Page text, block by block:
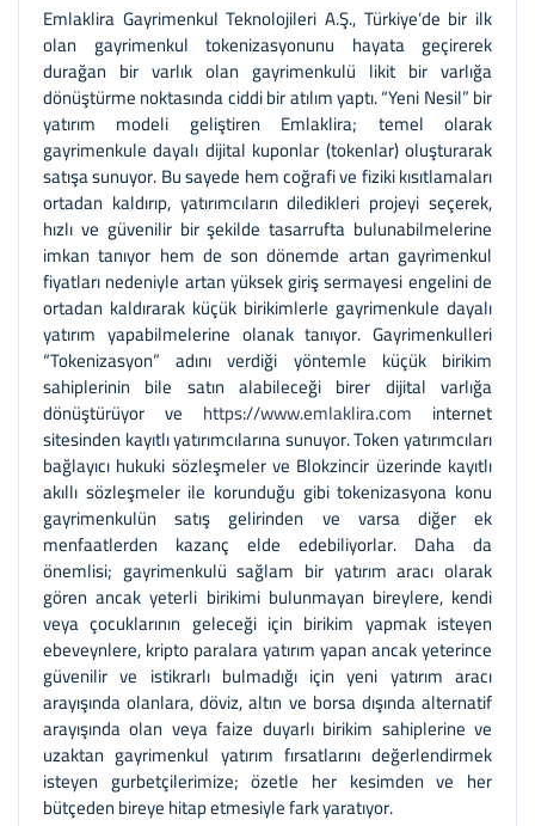
Emlaklira Gayrimenkul Teknolojileri A.Ş., Türkiye’de bir ilk
olan gayrimenkul tokenizasyonunu hayata geçirerek
durağan bir varlık olan gayrimenkulü likit bir varlığa
dönüştürme noktasında ciddi bir atılım yaptı. “Yeni Nesil” bir
yatırım modeli geliştiren Emlaklira; temel olarak
gayrimenkule dayalı dijital kuponlar (tokenlar) oluşturarak
satışa sunuyor. Bu sayede hem coğrafi ve fiziki kısıtlamaları
ortadan kaldırıp, yatırımcıların diledikleri projeyi seçerek,
hızlı ve güvenilir bir şekilde tasarrufta bulunabilmelerine
imkan tanıyor hem de son dönemde artan gayrimenkul
fiyatları nedeniyle artan yüksek giriş sermayesi engelini de
ortadan kaldırarak küçük birikimlerle gayrimenkule dayalı
yatırım yapabilmelerine olanak tanıyor. Gayrimenkulleri
“Tokenizasyon” adını verdiği yöntemle küçük birikim
sahiplerinin bile satın alabileceği birer dijital varlığa
dönüştürüyor ve https://www.emlaklira.com internet
sitesinden kayıtlı yatırımcılarına sunuyor. Token yatırımcıları
bağlayıcı hukuki sözleşmeler ve Blokzincir üzerinde kayıtlı
akıllı sözleşmeler ile korunduğu gibi tokenizasyona konu
gayrimenkulün satış gelirinden ve varsa diğer ek
menfaatlerden kazanç elde edebiliyorlar. Daha da
önemlisi; gayrimenkulü sağlam bir yatırım aracı olarak
gören ancak yeterli birikimi bulunmayan bireylere, kendi
veya çocuklarının geleceği için birikim yapmak isteyen
ebeveynlere, kripto paralara yatırım yapan ancak yeterince
güvenilir ve istikrarlı bulmadığı için yeni yatırım aracı
arayışında olanlara, döviz, altın ve borsa dışında alternatif
arayışında olan veya faize duyarlı birikim sahiplerine ve
uzaktan gayrimenkul yatırım fırsatlarını değerlendirmek
isteyen gurbetçilerimize; özetle her kesimden ve her
bütçeden bireye hitap etmesiyle fark yaratıyor.